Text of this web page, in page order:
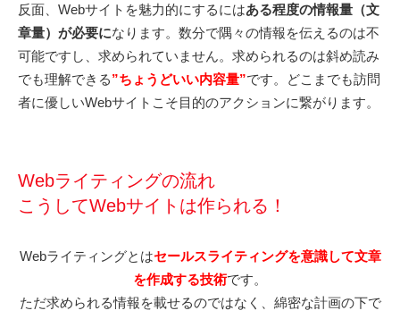
反面、Webサイトを魅力的にするにはある程度の情報量（文
章量）が必要になります。数分で隅々の情報を伝えるのは不
可能ですし、求められていません。求められるのは斜め読み
でも理解できる”ちょうどいい内容量”です。どこまでも訪問
者に優しいWebサイトこそ目的のアクションに繋がります。
Webライティングの流れ
こうしてWebサイトは作られる！
Webライティングとはセールスライティングを意識して文章
を作成する技術です。
ただ求められる情報を載せるのではなく、綿密な計画の下で